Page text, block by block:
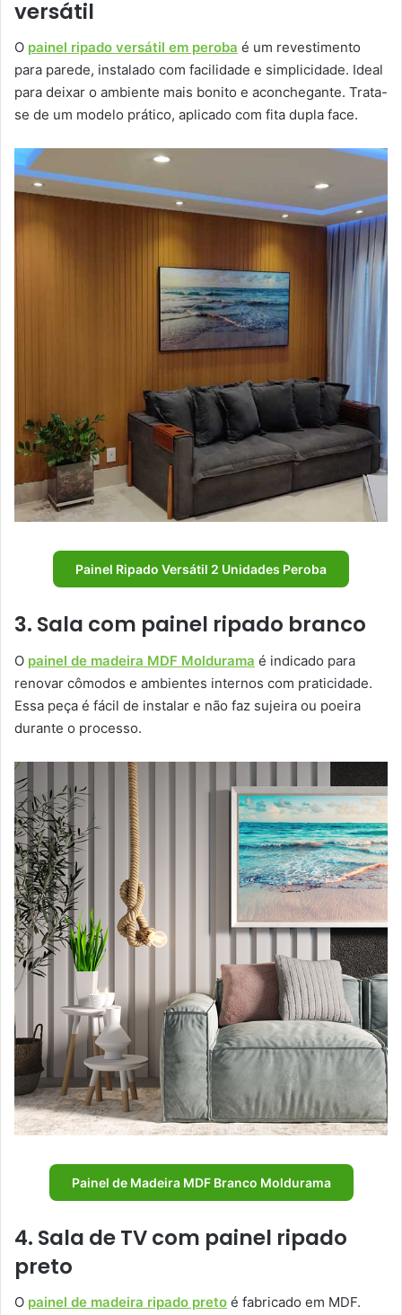
versátil
O painel ripado versátil em peroba é um revestimento
para parede, instalado com facilidade e simplicidade. Ideal
para deixar o ambiente mais bonito e aconchegante. Trata-
se de um modelo prático, aplicado com fita dupla face.
Painel Ripado Versátil 2 Unidades Peroba
3. Sala com painel ripado branco
O painel de madeira MDF Moldurama é indicado para
renovar cômodos e ambientes internos com praticidade.
Essa peça é fácil de instalar e não faz sujeira ou poeira
durante o processo.
Painel de Madeira MDF Branco Moldurama
4. Sala de TV com painel ripado
preto
O painel de madeira ripado preto é fabricado em MDF.